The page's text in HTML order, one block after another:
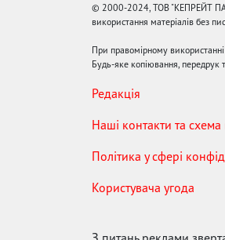
© 2000-2024, ТОВ "КЕПРЕЙТ
використання матеріалів без
При правомірному використанні
Будь-яке копіювання, передрук
Редакція
Наші контакти та схема
Політика у сфері
Користувача угода